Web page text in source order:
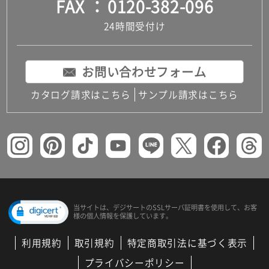
FAX 0120-382-096
24時間受付け
お問い合わせフォーム
カタログ請求はこちら サンプル請求はこちら
当サイトは、デジサートのSSLサーバ証明書を使用して、 お客
様の個人情報を保護しています。
利用規約 取引規約
特定商取引法に基づく表示
プライバシーポリシー